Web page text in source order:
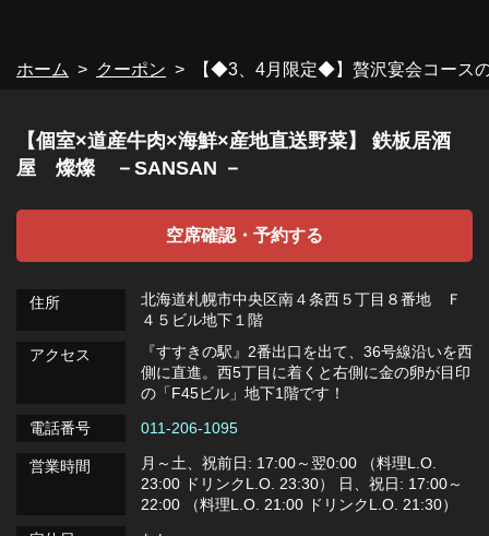
ホーム クーポン 【◆3、4月限定◆】贅沢宴会コース
【個室×道産牛肉×海鮮×産地直送野菜】 鉄板居酒
屋 燦燦 －SANSAN －
空席確認・予約する
住所
北海道札幌市中央区南４条西５丁目８番地 Ｆ
４５ビル地下１階
アクセス
『すすきの駅』2番出口を出て、36号線沿いを西
側に直進。西5丁目に着くと右側に金の卵が目印
の「F45ビル」地下1階です！
電話番号
011-206-1095
営業時間
月～土、祝前日: 17:00～翌0:00 （料理L.O.
23:00 ドリンクL.O. 23:30） 日、祝日: 17:00～
22:00 （料理L.O. 21:00 ドリンクL.O. 21:30）